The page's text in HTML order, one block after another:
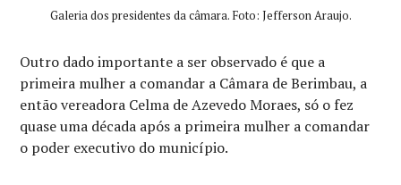
Galeria dos presidentes da câmara. Foto: Jefferson Araujo.
Outro dado importante a ser observado é que a
primeira mulher a comandar a Câmara de Berimbau, a
então vereadora Celma de Azevedo Moraes, só o fez
quase uma década após a primeira mulher a comandar
o poder executivo do município.